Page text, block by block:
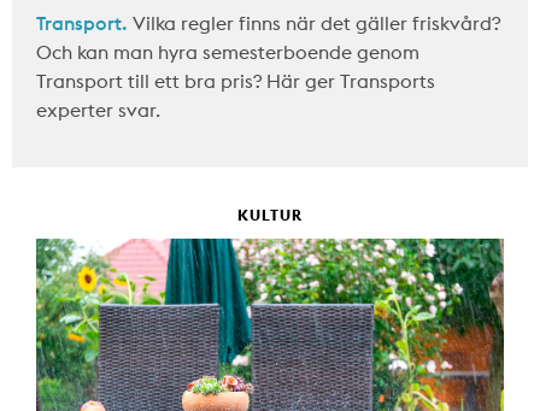
Transport. Vilka regler finns när det gäller friskvård?
Och kan man hyra semesterboende genom
Transport till ett bra pris? Här ger Transports
experter svar.
KULTUR